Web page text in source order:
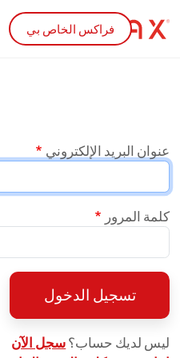
Skip to main content
فراكس الخاص بي
عنوان البريد الإلكتروني
كلمة المرور
تسجيل الدخول
ليس لديك حساب؟سجل الآن